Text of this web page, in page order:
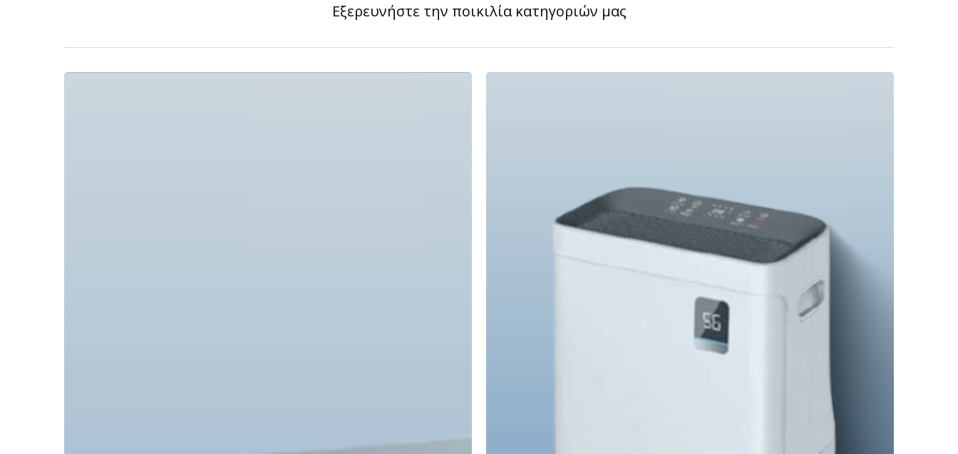
Εξερευνήστε την ποικιλία κατηγοριών μας